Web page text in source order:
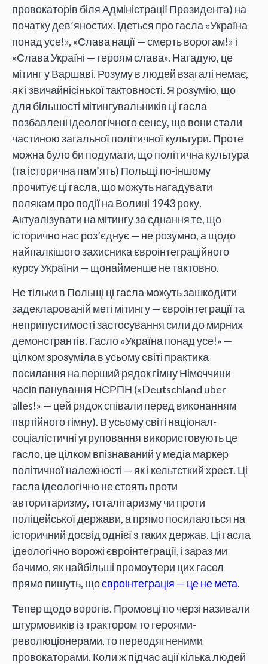
провокаторів біля Адміністрації Президента) на
початку дев’яностих. Ідеться про гасла «Україна
понад усе!», «Слава нації — смерть ворогам!» і
«Слава Україні — героям слава». Нагадую, це
мітинг у Варшаві. Розуму в людей взагалі немає,
як і звичайнісінької тактовності. Я розумію, що
для більшості мітингувальників ці гасла
позбавлені ідеологічного сенсу, що вони стали
частиною загальної політичної культури. Проте
можна було би подумати, що політична культура
(та історична пам’ять) Польщі по-іншому
прочитує ці гасла, що можуть нагадувати
полякам про події на Волині 1943 року.
Актуалізувати на мітингу за єднання те, що
історично нас роз’єднує — не розумно, а щодо
найпалкішого захисника євроінтеграційного
курсу України — щонайменше не тактовно.
Не тільки в Польщі ці гасла можуть зашкодити
задекларованій меті мітингу — євроінтеграції та
неприпустимості застосування сили до мирних
демонстрантів. Гасло «Україна понад усе!» —
цілком зрозуміла в усьому світі практика
посилання на перший рядок гімну Німеччини
часів панування НСРПН («Deutschland uber
alles!» — цей рядок співали перед виконанням
партійного гімну). В усьому світі націонал-
соціалістичні угруповання використовують це
гасло, це цілком впізнаваний у медіа маркер
політичної належності — як і кельтсткий хрест. Ці
гасла ідеологічно не стоять проти
авторитаризму, тоталітаризму чи проти
поліцейської держави, а прямо посилаються на
історичний досвід однієї з таких держав. Ці гасла
ідеологічно ворожі євроінтеграції, і зараз ми
бачимо, як найбільші промоутери цих гасел
прямо пишуть, щоєвроінтеграція — це не мета.
Тепер щодо ворогів. Промовці по черзі називали
штурмовиків із трактором то героями-
революціонерами, то переодягненими
провокаторами. Коли ж підчас ації кілька людей